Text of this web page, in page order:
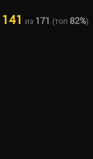
141 из 171 (топ 82%)